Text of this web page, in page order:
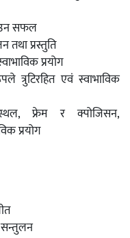
सफल
तथा प्रस्तुति
प्रयोग
त्रुटिरहित एवं स्वाभाविक
फ्रेम र क्पोजिसन,
प्रयोग
सन्तुलन